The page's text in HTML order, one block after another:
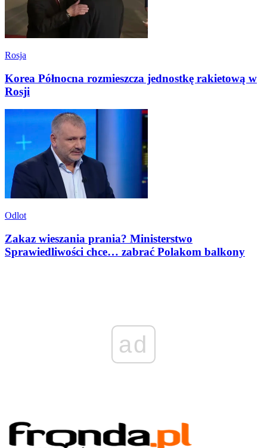
Rosja
Korea Północna rozmieszcza jednostkę rakietową w
Rosji
Odlot
Zakaz wieszania prania? Ministerstwo
Sprawiedliwości chce… zabrać Polakom balkony
ad